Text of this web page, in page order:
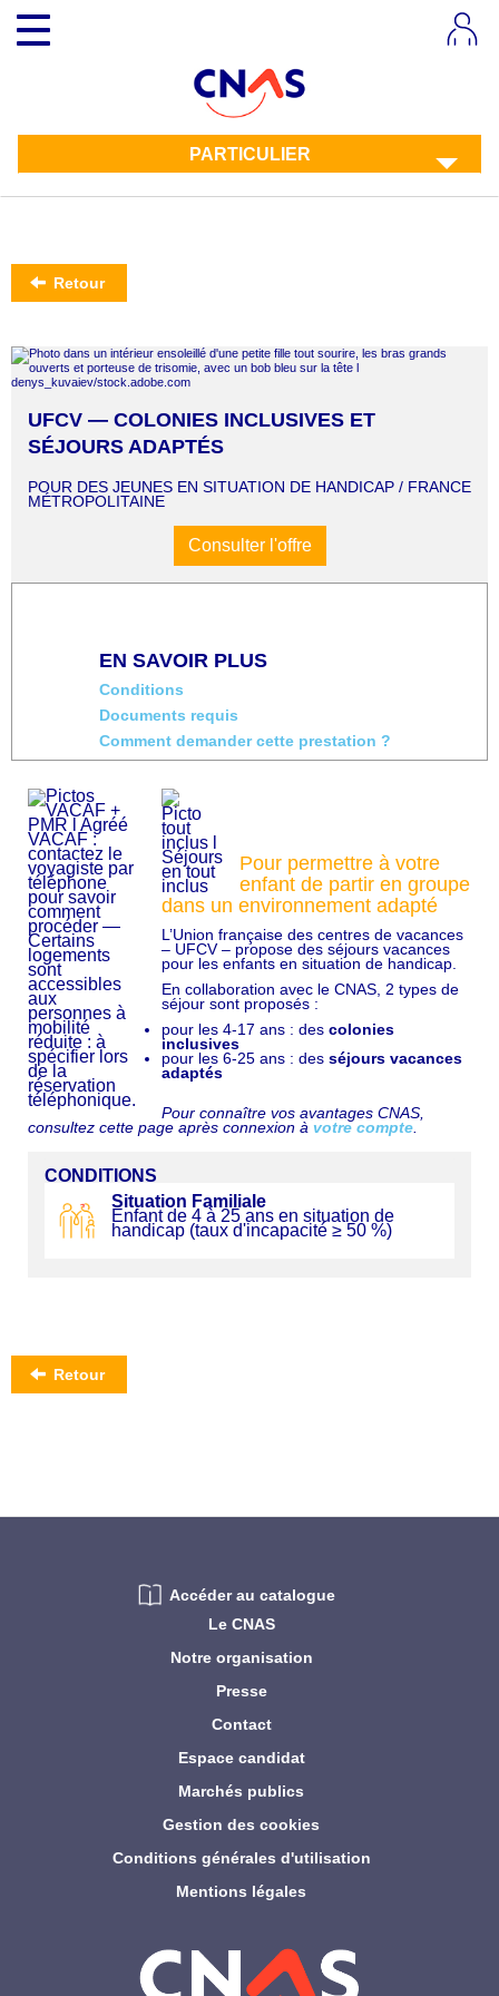
contenu
principal
Toggle
navigation
PARTICULIER
Retour
UFCV — COLONIES INCLUSIVES ET
SÉJOURS ADAPTÉS
POUR DES JEUNES EN SITUATION DE HANDICAP / FRANCE
MÉTROPOLITAINE
Consulter l'offre
EN SAVOIR PLUS
Conditions
Documents requis
Comment demander cette prestation ?
Pour permettre à votre
enfant de partir en groupe
dans un environnement adapté
L’Union française des centres de vacances
– UFCV – propose des séjours vacances
pour les enfants en situation de handicap.
En collaboration avec le CNAS, 2 types de
séjour sont proposés :
pour les 4-17 ans : des colonies
inclusives
pour les 6-25 ans : des séjours vacances
adaptés
Pour connaître vos avantages CNAS,
consultez cette page après connexion à votre compte
CONDITIONS
Situation Familiale
Enfant de 4 à 25 ans en situation de
handicap (taux d'incapacité ≥ 50 %)
Retour
Le CNAS
Notre organisation
Presse
Contact
Espace candidat
Marchés publics
Gestion des cookies
Conditions générales d'utilisation
Mentions légales
Accéder au catalogue